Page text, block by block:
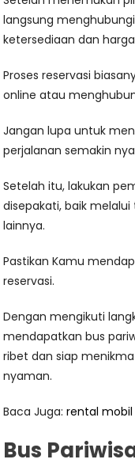
langsung
ketersediaan dan
Proses reservasi
online atau
Jangan lupa untuk
perjalanan semakin
Setelah itu, lakukan
disepakati, baik
lainnya.
Pastikan Kamu
reservasi.
Dengan mengikuti
mendapatkan bus
ribet dan siap
nyaman.
Baca Juga:rental mobil
Bus